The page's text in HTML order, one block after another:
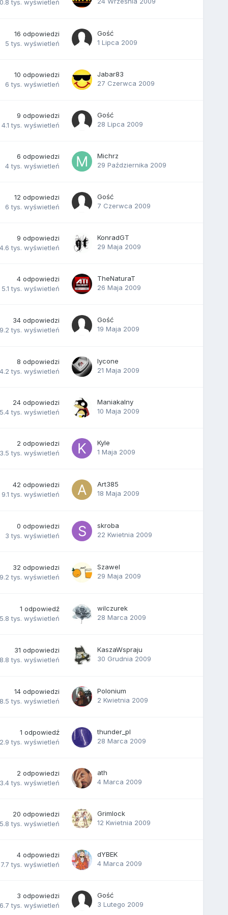
tys. wyświetleń
16 odpowiedzi
5 tys. wyświetleń
Gość
1 Lipca 2009
10 odpowiedzi
6 tys. wyświetleń
Jabar83
27 Czerwca 2009
9 odpowiedzi
4.1 tys. wyświetleń
Gość
28 Lipca 2009
6 odpowiedzi
4 tys. wyświetleń
Michrz
29 Października 2009
12 odpowiedzi
6 tys. wyświetleń
Gość
7 Czerwca 2009
9 odpowiedzi
tys. wyświetleń
KonradGT
29 Maja 2009
4 odpowiedzi
5.1 tys. wyświetleń
TheNaturaT
26 Maja 2009
34 odpowiedzi
tys. wyświetleń
Gość
19 Maja 2009
8 odpowiedzi
tys. wyświetleń
lycone
21 Maja 2009
24 odpowiedzi
tys. wyświetleń
Maniakalny
10 Maja 2009
2 odpowiedzi
tys. wyświetleń
Kyle
1 Maja 2009
42 odpowiedzi
9.1 tys. wyświetleń
Art385
18 Maja 2009
0 odpowiedzi
3 tys. wyświetleń
skroba
22 Kwietnia 2009
32 odpowiedzi
tys. wyświetleń
Szawel
29 Maja 2009
1 odpowiedź
tys. wyświetleń
wilczurek
28 Marca 2009
31 odpowiedzi
tys. wyświetleń
KaszaWspraju
30 Grudnia 2009
14 odpowiedzi
tys. wyświetleń
Polonium
2 Kwietnia 2009
1 odpowiedź
tys. wyświetleń
thunder_pl
28 Marca 2009
2 odpowiedzi
tys. wyświetleń
ath
4 Marca 2009
20 odpowiedzi
tys. wyświetleń
Grimlock
12 Kwietnia 2009
4 odpowiedzi
7.7 tys. wyświetleń
dYBEK
4 Marca 2009
3 odpowiedzi
tys. wyświetleń
Gość
3 Lutego 2009